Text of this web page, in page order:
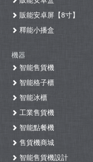
販能安卓屏【8寸】
釋能小播盒
機器
智能售貨機
智能格子櫃
智能冰櫃
工業售貨機
智能點餐機
售貨機商城
智能售貨機設計